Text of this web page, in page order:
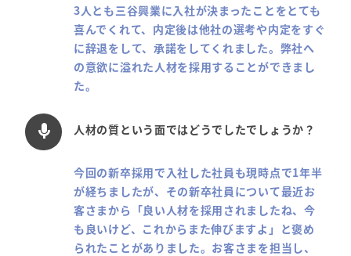
3人とも三谷興業に入社が決まったことをとても
喜んでくれて、内定後は他社の選考や内定をすぐ
に辞退をして、承諾をしてくれました。弊社へ
の意欲に溢れた人材を採用することができまし
た。
mic 人材の質という面ではどうでしたでしょうか？
今回の新卒採用で入社した社員も現時点で1年半
が経ちましたが、その新卒社員について最近お
客さまから「良い人材を採用されましたね、今
も良いけど、これからまた伸びますよ」と褒め
られたことがありました。お客さまを担当し、